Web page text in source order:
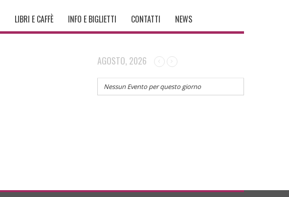
LIBRI E CAFFÈ INFO E BIGLIETTI CONTATTI NEWS
AGOSTO, 2026
Nessun Evento per questo giorno